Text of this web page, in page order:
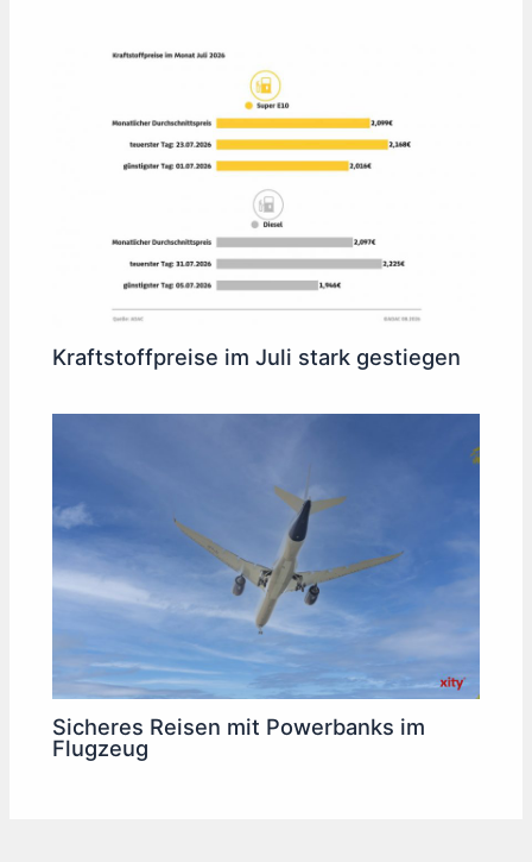
Kraftstoffpreise im Juli stark gestiegen
Sicheres Reisen mit Powerbanks im
Flugzeug